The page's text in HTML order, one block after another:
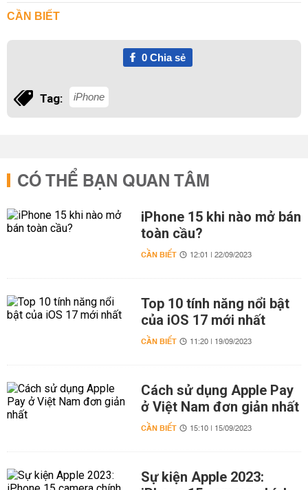
CẦN BIẾT
0Chia sẻ
Tag: iPhone
CÓ THỂ BẠN QUAN TÂM
iPhone 15 khi nào mở bán
toàn cầu?
CẦN BIẾT 12:01 | 22/09/2023
Top 10 tính năng nổi bật
của iOS 17 mới nhất
CẦN BIẾT 11:20 | 19/09/2023
Cách sử dụng Apple Pay
ở Việt Nam đơn giản nhất
CẦN BIẾT 15:10 | 15/09/2023
Sự kiện Apple 2023: